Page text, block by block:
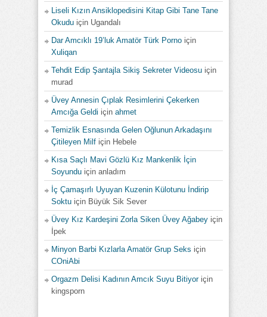
Liseli Kızın Ansiklopedisini Kitap Gibi Tane Tane
Okudu için Ugandalı
Dar Amcıklı 19’luk Amatör Türk Porno için
Xuliqan
Tehdit Edip Şantajla Sikiş Sekreter Videosu için
murad
Üvey Annesin Çıplak Resimlerini Çekerken
Amcığa Geldi için ahmet
Temizlik Esnasında Gelen Oğlunun Arkadaşını
Çitileyen Milf için Hebele
Kısa Saçlı Mavi Gözlü Kız Mankenlik İçin
Soyundu için anladım
İç Çamaşırlı Uyuyan Kuzenin Külotunu İndirip
Soktu için Büyük Sik Sever
Üvey Kız Kardeşini Zorla Siken Üvey Ağabey için
İpek
Minyon Barbi Kızlarla Amatör Grup Seks için
COniAbi
Orgazm Delisi Kadının Amcık Suyu Bitiyoriçin
kingsporn